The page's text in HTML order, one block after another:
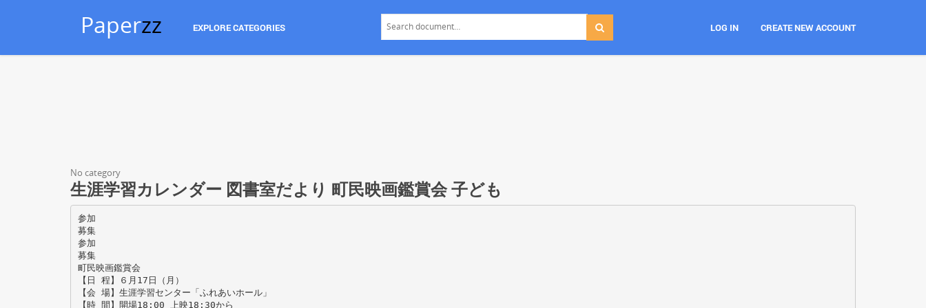
Paperzz EXPLORE CATEGORIES LOG IN CREATE NEW ACCOUNT
No category
生涯学習カレンダー 図書室だより 町民映画鑑賞会 子ども
参加
募集
参加
募集
町民映画鑑賞会
【日 程】６月17日（月）
【会 場】生涯学習センター「ふれあいホール」
【時 間】開場18:00 上映18:30から